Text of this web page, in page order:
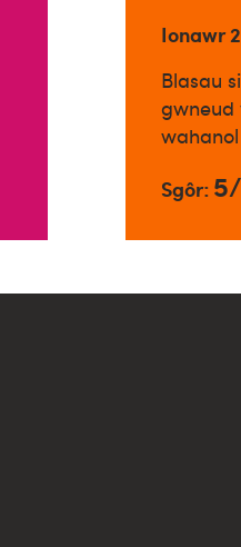
Ionawr
Blasau
gwneud
wahanol
Sgôr: